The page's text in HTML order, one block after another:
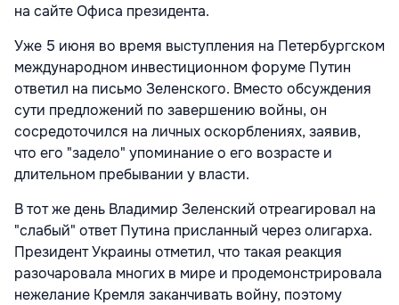
на сайте Офиса президента.
Уже 5 июня во время выступления на Петербургском
международном инвестиционном форуме Путин
ответил на письмо Зеленского. Вместо обсуждения
сути предложений по завершению войны, он
сосредоточился на личных оскорблениях, заявив,
что его "задело" упоминание о его возрасте и
длительном пребывании у власти.
В тот же день Владимир Зеленский отреагировал на
"слабый" ответ Путина присланный через олигарха.
Президент Украины отметил, что такая реакция
разочаровала многих в мире и продемонстрировала
нежелание Кремля заканчивать войну, поэтому